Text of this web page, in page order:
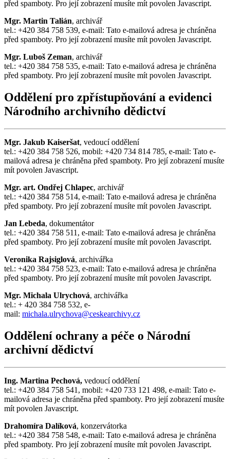
před spamboty. Pro její zobrazení musíte mít povolen Javascript.
Mgr. Martin Talián, archivář
tel.: +420 384 758 539, e-mail: Tato e-mailová adresa je chráněna
před spamboty. Pro její zobrazení musíte mít povolen Javascript.
Mgr. Luboš Zeman, archivář
tel.: +420 384 758 535, e-mail: Tato e-mailová adresa je chráněna
před spamboty. Pro její zobrazení musíte mít povolen Javascript.
Oddělení pro zpřístupňování a evidenci
Národního archivního dědictví
Mgr. Jakub Kaiseršat, vedoucí oddělení
tel.: +420 384 758 526, mobil: +420 734 814 785, e-mail: Tato e-
mailová adresa je chráněna před spamboty. Pro její zobrazení musíte
mít povolen Javascript.
Mgr. art. Ondřej Chlapec, archivář
tel.: +420 384 758 514, e-mail: Tato e-mailová adresa je chráněna
před spamboty. Pro její zobrazení musíte mít povolen Javascript.
Jan Lebeda, dokumentátor
tel.: +420 384 758 511, e-mail: Tato e-mailová adresa je chráněna
před spamboty. Pro její zobrazení musíte mít povolen Javascript.
Veronika Rajsiglová, archivářka
tel.: +420 384 758 523, e-mail: Tato e-mailová adresa je chráněna
před spamboty. Pro její zobrazení musíte mít povolen Javascript.
Mgr. Michala Ulrychová, archivářka
tel.: + 420 384 758 532, e-
mail: michala.ulrychova@ceskearchivy.cz
Oddělení ochrany a péče o Národní
archivní dědictví
Ing. Martina Pechová, vedoucí oddělení
tel.: +420 384 758 541, mobil: +420 733 121 498, e-mail: Tato e-
mailová adresa je chráněna před spamboty. Pro její zobrazení musíte
mít povolen Javascript.
Drahomíra Dalíková, konzervátorka
tel.: +420 384 758 548, e-mail: Tato e-mailová adresa je chráněna
před spamboty. Pro její zobrazení musíte mít povolen Javascript.